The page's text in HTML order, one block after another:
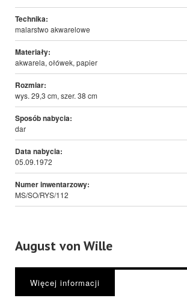
Technika:
malarstwo akwarelowe
Materiały:
akwarela, ołówek, papier
Rozmiar:
wys. 29,3 cm, szer. 38 cm
Sposób nabycia:
dar
Data nabycia:
05.09.1972
Numer inwentarzowy:
MS/SO/RYS/112
August von Wille
Więcej informacji